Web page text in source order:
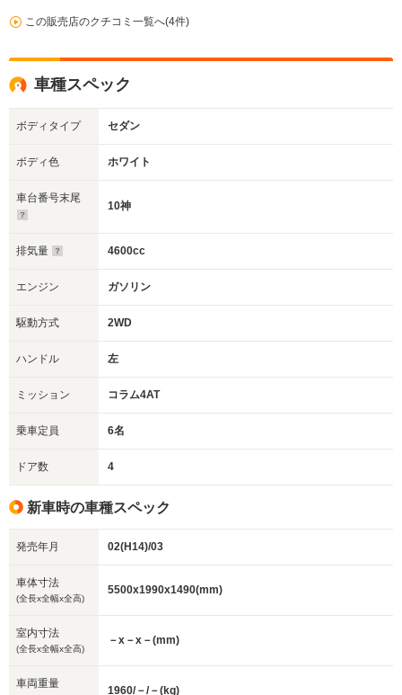
この販売店のクチコミ一覧へ(4件)
車種スペック
ボディタイプ セダン
ボディ色 ホワイト
車台番号末尾
10神
排気量 4600cc
エンジン ガソリン
駆動方式 2WD
ハンドル 左
ミッション コラム4AT
乗車定員 6名
ドア数 4
新車時の車種スペック
発売年月 02(H14)/03
車体寸法
(全長x全幅x全高)
5500x1990x1490(mm)
室内寸法
(全長x全幅x全高)
－x－x－(mm)
車両重量
1960/－/－(kg)